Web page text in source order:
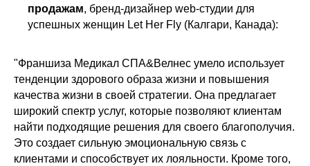
продажам, бренд-дизайнер web-студии для
успешных женщин Let Her Fly (Калгари, Канада):
"Франшиза Медикал СПА&Велнес умело использует
тенденции здорового образа жизни и повышения
качества жизни в своей стратегии. Она предлагает
широкий спектр услуг, которые позволяют клиентам
найти подходящие решения для своего благополучия.
Это создает сильную эмоциональную связь с
клиентами и способствует их лояльности. Кроме того,